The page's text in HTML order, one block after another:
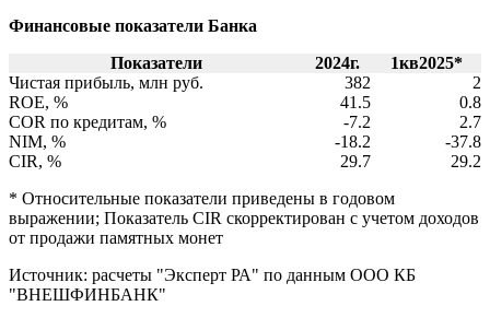
Финансовые показатели Банка
Показатели
2024г.
1кв2025*
Чистая прибыль, млн руб.
382
2
ROE, %
41.5
0.8
COR по кредитам, %
-7.2
2.7
NIM, %
-18.2
-37.8
CIR, %
29.7
29.2
* Относительные показатели приведены в годовом
выражении; Показатель CIR скорректирован с учетом доходов
от продажи памятных монет
Источник: расчеты "Эксперт РА" по данным ООО КБ
"ВНЕШФИНБАНК"